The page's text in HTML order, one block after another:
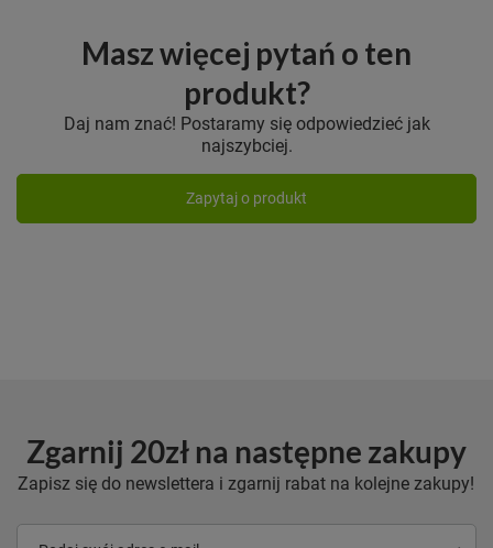
Masz więcej pytań o ten
produkt?
Daj nam znać! Postaramy się odpowiedzieć jak
najszybciej.
Zapytaj o produkt
Zgarnij 20zł na następne zakupy
Zapisz się do newslettera i zgarnij rabat na kolejne zakupy!